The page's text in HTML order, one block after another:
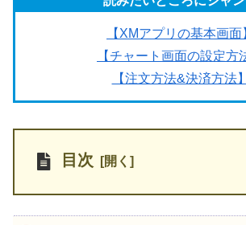
【XMアプリの基本画面
【チャート画面の設定方
【注文方法&決済方法】
目次